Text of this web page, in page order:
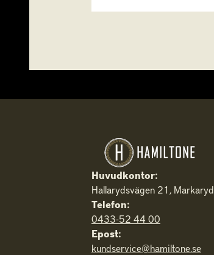
Huvudkontor:
Hallarydsvägen 21, Markaryd
Telefon:
0433-52 44 00
Epost:
kundservice@hamiltone.se